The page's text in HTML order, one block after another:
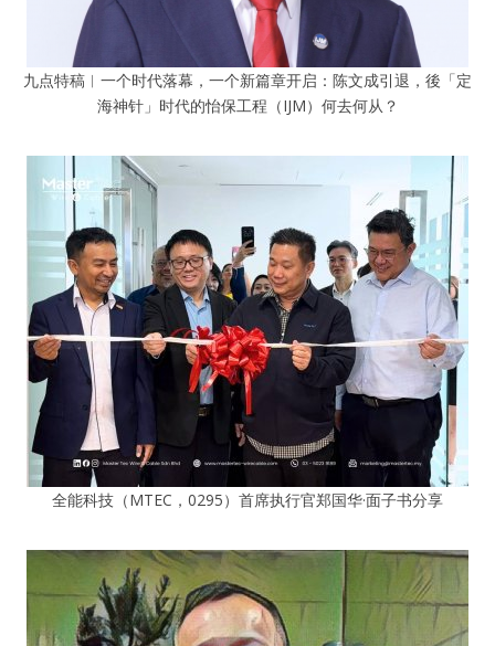
九点特稿︱一个时代落幕，一个新篇章开启：陈文成引退，後「定
海神针」时代的怡保工程（IJM）何去何从？
全能科技（MTEC，0295）首席执行官郑国华·面子书分享